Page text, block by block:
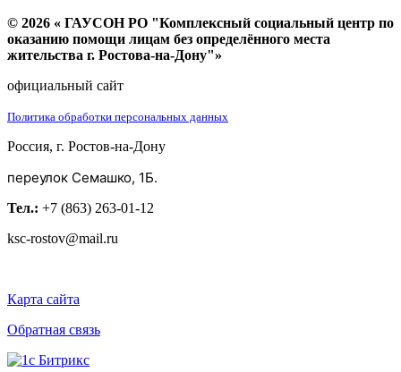
© 2026 « ГАУСОН РО "Комплексный социальный центр по
оказанию помощи лицам без определённого места
жительства г. Ростова-на-Дону"»
официальный сайт
Политика обработки персональных данных
Россия, г. Ростов-на-Дону
переулок Семашко, 1Б.
Тел.: +7 (863) 263-01-12
ksc-rostov@mail.ru
Карта сайта
Обратная связь